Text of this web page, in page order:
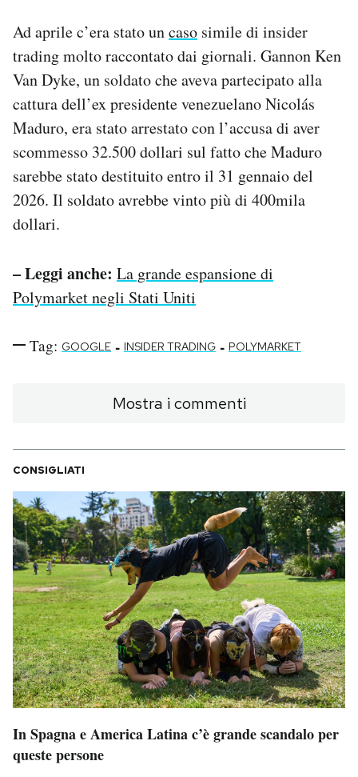
Ad aprile c’era stato uncaso simile di insider
trading molto raccontato dai giornali. Gannon Ken
Van Dyke, un soldato che aveva partecipato alla
cattura dell’ex presidente venezuelano Nicolás
Maduro, era stato arrestato con l’accusa di aver
scommesso 32.500 dollari sul fatto che Maduro
sarebbe stato destituito entro il 31 gennaio del
2026. Il soldato avrebbe vinto più di 400mila
dollari.
– Leggi anche: La grande espansione di
Polymarket negli Stati Uniti
Tag: GOOGLE - INSIDER TRADING - POLYMARKET
Mostra i commenti
CONSIGLIATI
In Spagna e America Latina c’è grande scandalo per
queste persone